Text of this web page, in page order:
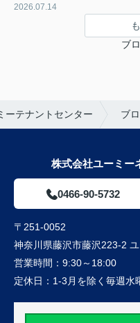
2026.07.14
ブ
ーテナントセンター ブ
株式会社ユーミ
0466-90-5732
〒251-0052
神奈川県藤沢市藤沢223-2
営業時間： 9:30～18:00
定休日： 1-3月を除く毎週水